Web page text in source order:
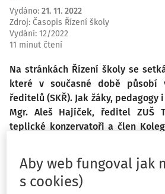
Vydáno: 21. 11. 2022
Zdroj: Časopis Řízení školy
Vydání: 12/2022
11 minut čtení
Na stránkách Řízení školy se
které v současné době působí
ředitelů (SKŘ). Jak žáky, pedagogy
Mgr. Aleš Hajíček, ředitel ZUŠ
teplické konzervatoři a člen
pokládá za správný?
Benchlearning SYPO aneb Učení se
Aby web fungoval jak
s cookies)